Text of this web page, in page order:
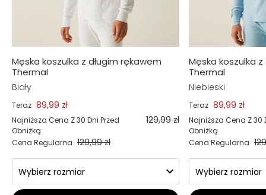
Męska koszulka z długim rękawem
Thermal
Biały
Teraz 89,99 zł
Najniższa Cena Z 30 Dni Przed
Obniżką
129,99 zł
Cena Regularna 129,99 zł
Męska koszulka
Thermal
Niebieski
Teraz 89,99 zł
Najniższa Cena Z 30
Obniżką
Cena Regularna